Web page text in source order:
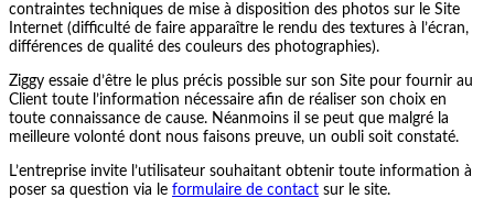
contraintes techniques de mise à disposition des photos sur le Site
Internet (difficulté de faire apparaître le rendu des textures à l’écran,
différences de qualité des couleurs des photographies).
Ziggy essaie d’être le plus précis possible sur son Site pour fournir au
Client toute l’information nécessaire afin de réaliser son choix en
toute connaissance de cause. Néanmoins il se peut que malgré la
meilleure volonté dont nous faisons preuve, un oubli soit constaté.
L’entreprise invite l’utilisateur souhaitant obtenir toute information à
poser sa question via le formulaire de contact sur le site.